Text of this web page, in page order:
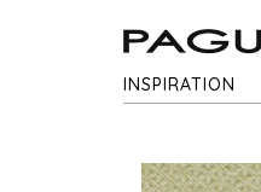
INSPIRATION